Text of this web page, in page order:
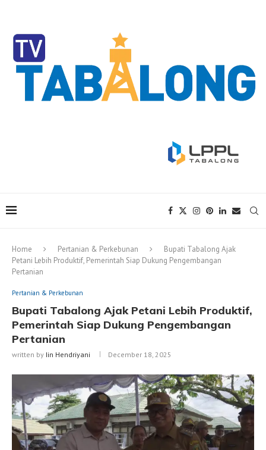
Home Pertanian & Perkebunan
Bupati Tabalong Ajak
Petani Lebih Produktif, Pemerintah Siap Dukung Pengembangan
Pertanian
Pertanian & Perkebunan
Bupati Tabalong Ajak Petani Lebih Produktif,
Pemerintah Siap Dukung Pengembangan
Pertanian
written by Iin Hendriyani December 18, 2025